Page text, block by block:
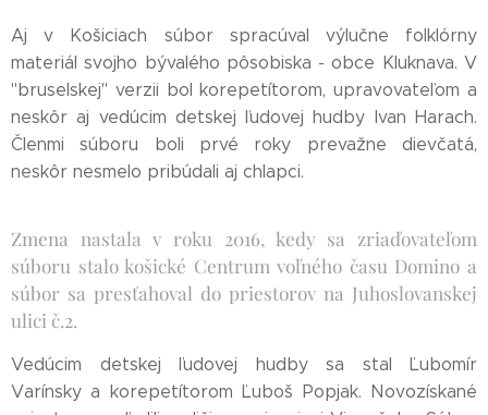
Aj v Košiciach súbor spracúval výlučne folklórny
materiál svojho bývalého pôsobiska - obce Kluknava. V
"bruselskej" verzii bol korepetítorom, upravovateľom a
neskôr aj vedúcim detskej ľudovej hudby Ivan Harach.
Členmi súboru boli prvé roky prevažne dievčatá,
neskôr nesmelo pribúdali aj chlapci.
Zmena nastala v roku 2016, kedy sa zriaďovateľom
súboru stalo košické Centrum voľného času Domino a
súbor sa presťahoval do priestorov na Juhoslovanskej
ulici č.2.
Vedúcim detskej ľudovej hudby sa stal Ľubomír
Varínsky a korepetítorom Ľuboš Popjak. Novozískané